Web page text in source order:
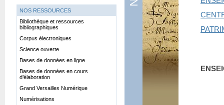
NOS RESSOURCES
Bibliothèque et ressources
bibliographiques
Corpus électroniques
Science ouverte
Bases de données en ligne
Bases de données en cours
d’élaboration
Grand Versailles Numérique
Numérisations